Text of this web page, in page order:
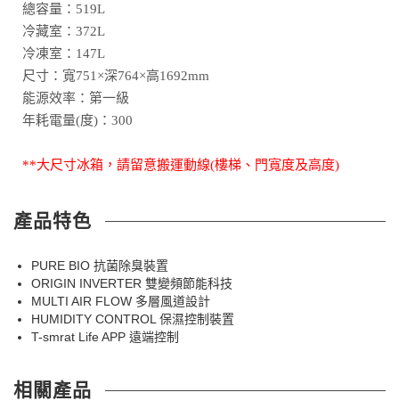
總容量：519L
冷藏室：372L
冷凍室：147L
尺寸：寬751×深764×高1692mm
能源效率：第一級
年耗電量(度)：300
**大尺寸冰箱，請留意搬運動線(樓梯、門寬度及高度)
產品特色
PURE BIO 抗菌除臭裝置
ORIGIN INVERTER 雙變頻節能科技
MULTI AIR FLOW 多層風道設計
HUMIDITY CONTROL 保濕控制裝置
T-smrat Life APP 遠端控制
相關產品